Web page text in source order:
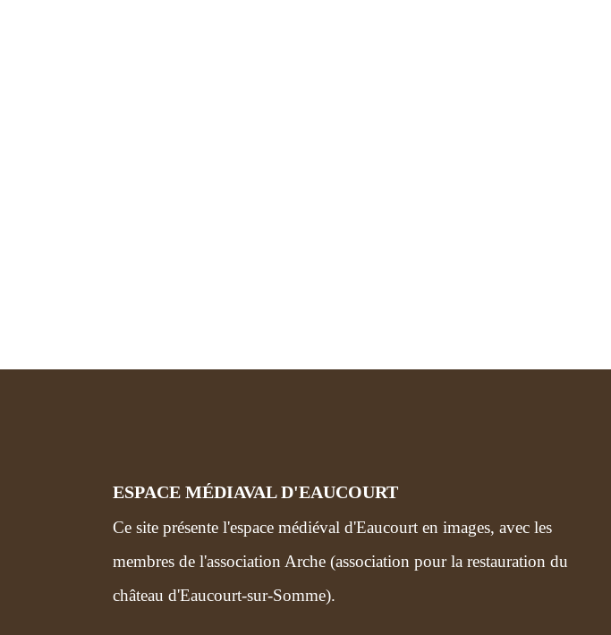
ESPACE MÉDIAVAL D'EAUCOURT
Ce site présente l'espace médiéval d'Eaucourt en images, avec les
membres de l'association Arche (association pour la restauration du
château d'Eaucourt-sur-Somme).